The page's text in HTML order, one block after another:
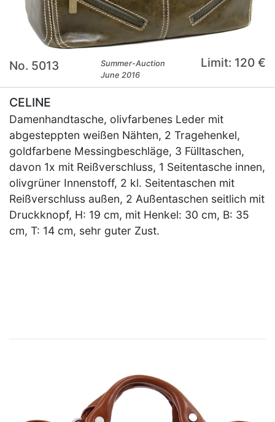
No. 5013
Summer-Auction
June 2016
Limit: 120 €
CELINE
Damenhandtasche, olivfarbenes Leder mit
abgesteppten weißen Nähten, 2 Tragehenkel,
goldfarbene Messingbeschläge, 3 Fülltaschen,
davon 1x mit Reißverschluss, 1 Seitentasche innen,
olivgrüner Innenstoff, 2 kl. Seitentaschen mit
Reißverschluss außen, 2 Außentaschen seitlich mit
Druckknopf, H: 19 cm, mit Henkel: 30 cm, B: 35
cm, T: 14 cm, sehr guter Zust.